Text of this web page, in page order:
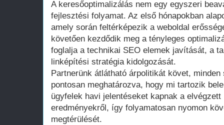
A keresőoptimalizálás nem egy egyszeri
fejlesztési folyamat. Az első hónapokban
amely során feltérképezik a weboldal
követően kezdődik meg a tényleges
foglalja a technikai SEO elemek javítását, a
linképítési stratégia kidolgozását.
Partnerünk átlátható árpolitikát követ,
pontosan meghatározva, hogy mi tartozik
ügyfelek havi jelentéseket kapnak a
eredményekről, így folyamatosan nyomon
megtérülését.